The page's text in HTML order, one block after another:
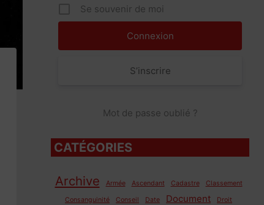
Se souvenir de moi
S’inscrire
Mot de passe oublié ?
CATÉGORIES
Archive Armée Ascendant Cadastre Classement
Consanguinité Conseil Date Document Droit